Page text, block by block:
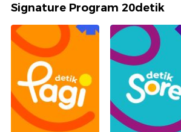
Signature Program 20detik